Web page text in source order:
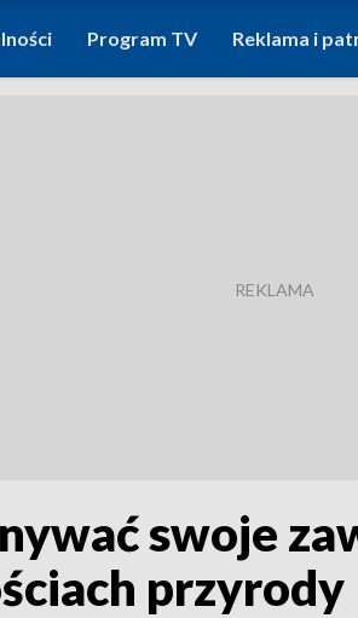
Program TV Reklama i
swoje
przyrody